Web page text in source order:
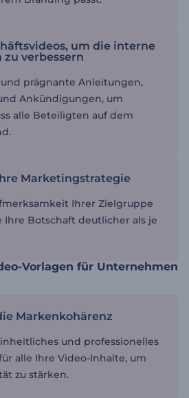
um die interne
verbessern
prägnante Anleitungen,
Ankündigungen, um
alle Beteiligten auf dem
Marketingstrategie
Ihrer Zielgruppe
Botschaft deutlicher als je
Vorlagen für Unternehmen
Markenkohärenz
und professionelles
alle Ihre Video-Inhalte, um
zu stärken.